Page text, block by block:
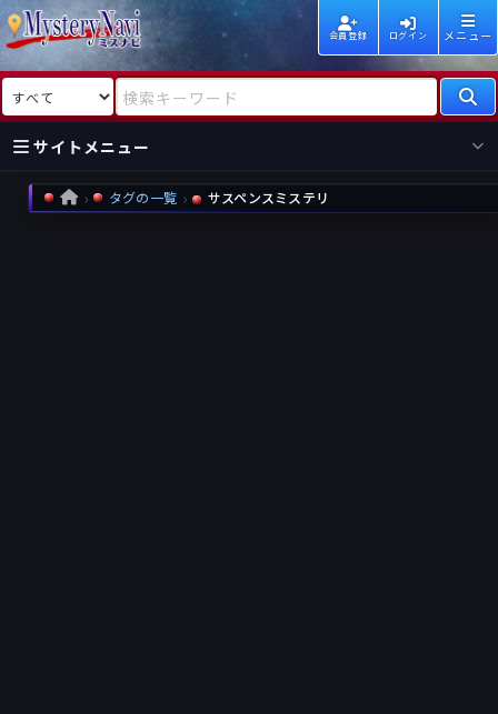
会員登録 ログイン メニュー
検索対象 検索キーワード
サイトメニュー
国内
海外
新着
HOME タグの一覧 サスペンスミステリ